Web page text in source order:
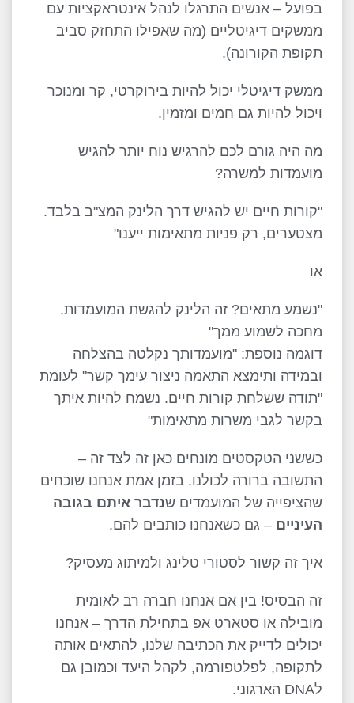
בפועל – אנשים התרגלו לנהל אינטראקציות עם
ממשקים דיגיטליים (מה שאפילו התחזק סביב
תקופת הקורונה).
ממשק דיגיטלי יכול להיות בירוקרטי, קר ומנוכר
ויכול להיות גם חמים ומזמין.
מה היה גורם לכם להרגיש נוח יותר להגיש
מועמדות למשרה?
"קורות חיים יש להגיש דרך הלינק המצ"ב בלבד.
מצטערים, רק פניות מתאימות ייענו"
או
"נשמע מתאים? זה הלינק להגשת המועמדות.
מחכה לשמוע ממך"
דוגמה נוספת: "מועמדותך נקלטה בהצלחה
ובמידה ותימצא התאמה ניצור עימך קשר" לעומת
"תודה ששלחת קורות חיים. נשמח להיות איתך
בקשר לגבי משרות מתאימות"
כששני הטקסטים מונחים כאן זה לצד זה –
התשובה ברורה לכולנו. בזמן אמת אנחנו שוכחים
שהציפייה של המועמדים שנדבר איתם בגובה
העיניים – גם כשאנחנו כותבים להם.
איך זה קשור לסטורי טלינג ולמיתוג מעסיק?
זה הבסיס! בין אם אנחנו חברה רב לאומית
מובילה או סטארט אפ בתחילת הדרך – אנחנו
יכולים לדייק את הכתיבה שלנו, להתאים אותה
לתקופה, לפלטפורמה, לקהל היעד וכמובן גם
לDNA הארגוני.